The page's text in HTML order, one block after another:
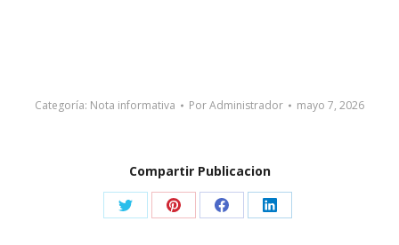
Categoría: Nota informativa PorAdministrador mayo 7, 2026
Compartir Publicacion
Share Share Share Share